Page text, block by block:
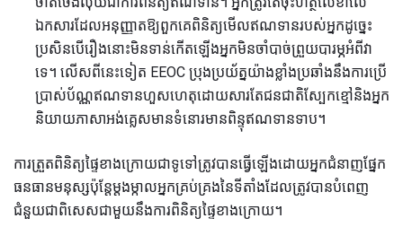
ឯកសារដែលអនុញ្ញាតឱ្យពួកគេពិនិត្យមើលឥណទានរបស់អ្នកដូច្នេះ
ប្រសិនបើរឿងនោះមិនទាន់កើតឡើងអ្នកមិនចាំបាច់ព្រួយបារម្ភអំពីវា
ទេ។ លើសពីនេះទៀត EEOC ប្រុងប្រយ័ត្នយ៉ាងខ្លាំងប្រឆាំងនឹងការប្រើ
ប្រាស់ប័ណ្ណឥណទានហួសហេតុដោយសារតែជនជាតិស្បែកខ្មៅនិងអ្នក
និយាយភាសាអង់គ្លេសមានទំនោរមានពិន្ទុឥណទានទាប។
ការត្រួតពិនិត្យផ្ទៃខាងក្រោយជាទូទៅត្រូវបានធ្វើឡើងដោយអ្នកជំនាញផ្នែក
ធនធានមនុស្សប៉ុន្តែម្តងម្កាលអ្នកគ្រប់គ្រងនៃទីតាំងដែលត្រូវបានបំពេញ
ជំនួយជាពិសេសជាមួយនឹងការពិនិត្យផ្ទៃខាងក្រោយ។